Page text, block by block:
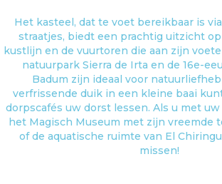
Het kasteel, dat te voet bereikbaar is
straatjes, biedt een prachtig uitzicht
kustlijn en de vuurtoren die aan zijn
natuurpark Sierra de Irta en de 16e-
Badum zijn ideaal voor
verfrissende duik in een kleine baai
dorpscafés uw dorst lessen. Als u met
het Magisch Museum met zijn vreemde
of de aquatische ruimte van El
missen!